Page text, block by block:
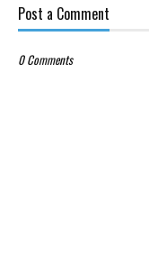
Post a Comment
0 Comments